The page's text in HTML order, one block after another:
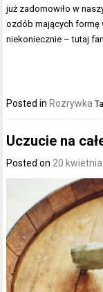
już zadomowiło w
ozdób mających formę
niekoniecznie – tutaj
Posted in Rozrywka
Uczucie na
Posted on 20